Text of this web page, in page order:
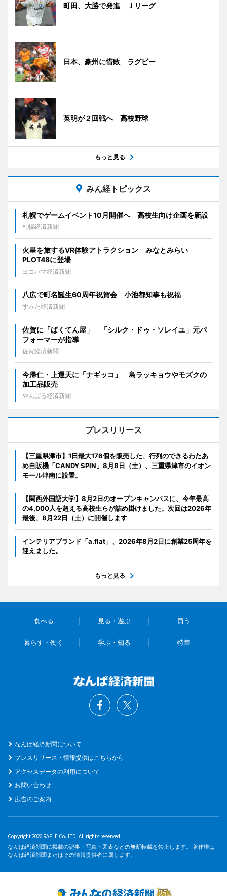
町田、大勝で発進 Ｊリーグ
日本、豪州に惜敗 ラグビー
英明が２回戦へ 高校野球
もっと見る
みん経トピックス
札幌でゲームイベント10月開催へ 高校生向け企画を新設
札幌経済新聞
火星を旅するVR体験アトラクション みなとみらい
PLOT48に登場
ヨコハマ経済新聞
八広で町名誕生60周年祝賀会 小池都知事も祝福
すみだ経済新聞
佐賀に「ばくてん屋」 「シルク・ドゥ・ソレイユ」元パ
フォーマーが指導
佐賀経済新聞
今帰仁・上運天に「ナギッコ」 島ラッキョウやモズクの
加工品販売
やんばる経済新聞
プレスリリース
【三重県津市】1日最大176個を販売した、行列のできるわたあ
め自販機「CANDY SPIN」8月8日（土）、三重県津市のイオン
モール津南に設置。
【関西外国語大学】8月2日のオープンキャンパスに、今年最高
の4,000人を超える高校生らが詰め掛けました。次回は2026年
最後、8月22日（土）に開催します
インテリアブランド「a.flat」、2026年8月2日に創業25周年を
迎えました。
もっと見る
食べる 見る・遊ぶ 買う
暮らす・働く 学ぶ・知る 特集
なんば経済新聞について
プレスリリース・情報提供はこちらから
アクセスデータの利用について
お問い合わせ
広告のご案内
Copyright 2026 RAPLE Co.,LTD. All rights reserved.
なんば経済新聞に掲載の記事・写真・図表などの無断転載を禁止します。 著作権は
なんば経済新聞またはその情報提供者に属します。